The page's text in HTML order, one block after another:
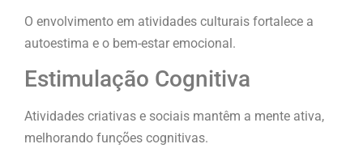
O envolvimento em atividades culturais fortalece a
autoestima e o bem-estar emocional.
Estimulação Cognitiva
Atividades criativas e sociais mantêm a mente ativa,
melhorando funções cognitivas.